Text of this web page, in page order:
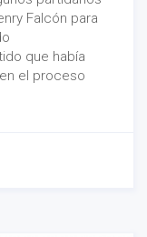
Falcón para
que había
el proceso